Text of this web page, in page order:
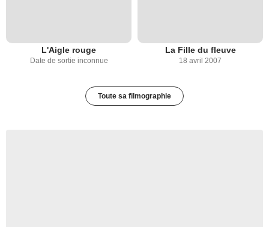
L'Aigle rouge
Date de sortie inconnue
La Fille du fleuve
18 avril 2007
Toute sa filmographie